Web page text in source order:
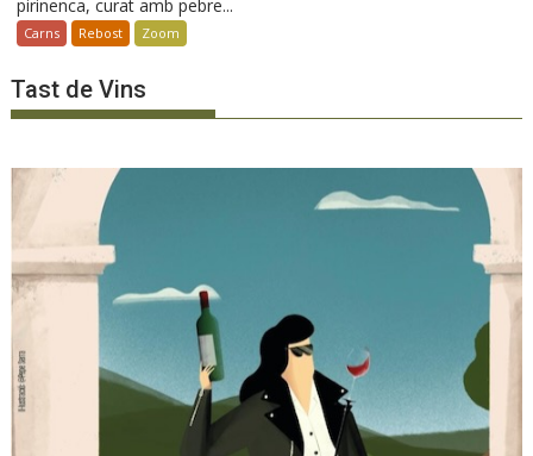
pirinenca, curat amb pebre...
Carns Rebost Zoom
Tast de Vins